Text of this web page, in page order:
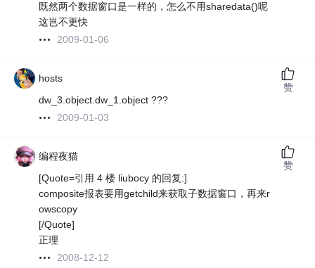
既然两个数据窗口是一样的，怎么不用sharedata()呢
这岂不更快
2009-01-06
hosts
dw_3.object.dw_1.object ???
2009-01-03
赞
编程夜猫
[Quote=引用 4 楼 liubocy 的回复:]
composite报表要用getchild来获取子数据窗口，再来r
owscopy
[/Quote]
正理
2008-12-12
赞